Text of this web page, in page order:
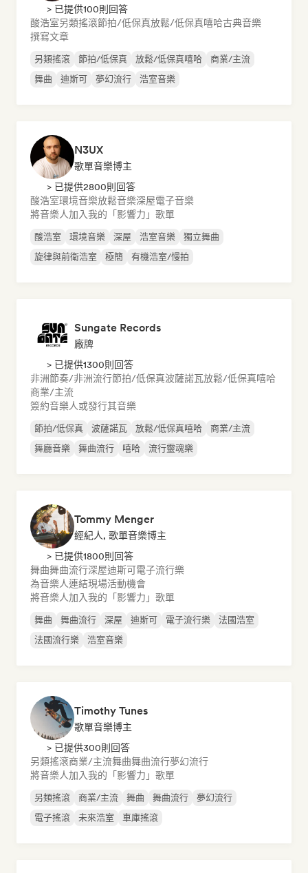
> 已提供100則回答
酸浩室另類搖滾節拍/低保真放鬆/低保真嘻哈古典音樂
撰寫文章
另類搖滾 節拍/低保真 放鬆/低保真嘻哈
商業/主流
舞曲
迪斯可 夢幻流行 浩室音樂
N3UX
歌單音樂博主
> 已提供2800則回答
酸浩室環境音樂放鬆音樂深屋電子音樂
將音樂人加入我的「影響力」歌單
酸浩室 環境音樂 深屋 浩室音樂
獨立舞曲
旋律與前衛浩室
極簡 有機浩室/慢拍
Sungate Records
廠牌
> 已提供1300則回答
非洲節奏/非洲流行節拍/低保真波薩諾瓦放鬆/低保真嘻哈
商業/主流
簽約音樂人或發行其音樂
節拍/低保真 波薩諾瓦 放鬆/低保真嘻哈
商業/主流
舞廳音樂
舞曲流行 嘻哈 流行靈魂樂
Tommy Menger
經紀人, 歌單音樂博主
> 已提供1800則回答
舞曲舞曲流行深屋迪斯可電子流行樂
為音樂人連結現場活動機會
將音樂人加入我的「影響力」歌單
舞曲 舞曲流行 深屋 迪斯可 電子流行樂
法國浩室
法國流行樂
浩室音樂
Timothy Tunes
歌單音樂博主
> 已提供300則回答
另類搖滾商業/主流舞曲舞曲流行夢幻流行
將音樂人加入我的「影響力」歌單
另類搖滾 商業/主流 舞曲 舞曲流行
夢幻流行
電子搖滾
未來浩室 車庫搖滾